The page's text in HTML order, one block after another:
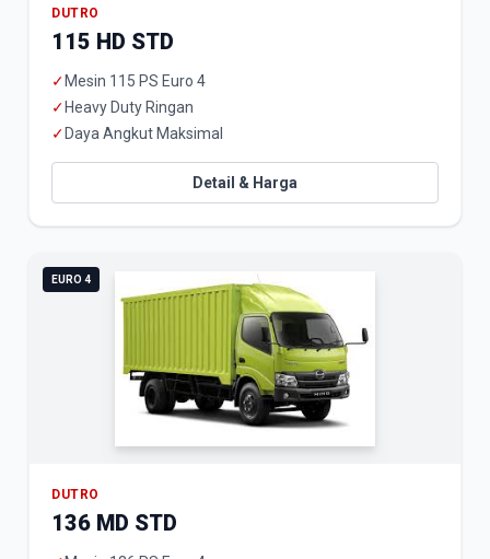
DUTRO
115 HD STD
✓ Mesin 115 PS Euro 4
✓ Heavy Duty Ringan
✓ Daya Angkut Maksimal
Detail & Harga
EURO 4
DUTRO
136 MD STD